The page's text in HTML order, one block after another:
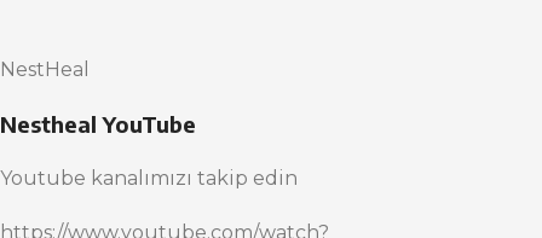
NestHeal
Nestheal YouTube
Youtube kanalımızı takip edin
https://www.youtube.com/watch?